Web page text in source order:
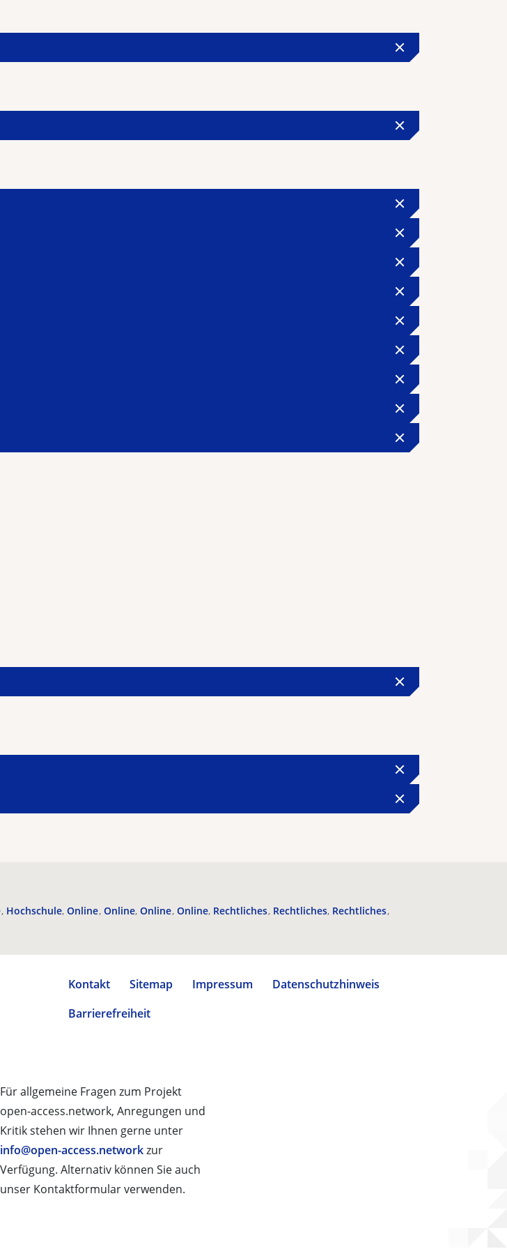
Hochschule Online Online Online Online Rechtliches Rechtliches Rechtliches
Kontakt Sitemap Impressum
Datenschutzhinweis
Barrierefreiheit
Für allgemeine Fragen zum Projekt
open-access.network, Anregungen und
Kritik stehen wir Ihnen gerne unter
info@open-access.networkzur
Verfügung. Alternativ können Sie auch
unser Kontaktformular verwenden.